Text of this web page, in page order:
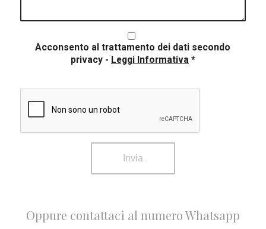
Acconsento al trattamento dei dati secondo
privacy - Leggi Informativa*
Oppure contattaci al numero Whatsapp